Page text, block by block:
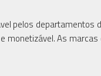
pelos departamentos
monetizável. As